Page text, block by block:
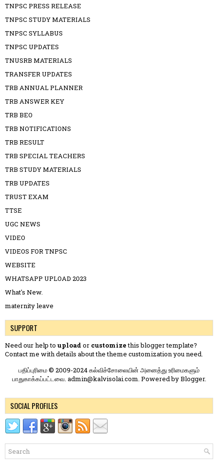
TNPSC PRESS RELEASE
TNPSC STUDY MATERIALS
TNPSC SYLLABUS
TNPSC UPDATES
TNUSRB MATERIALS
TRANSFER UPDATES
TRB ANNUAL PLANNER
TRB ANSWER KEY
TRB BEO
TRB NOTIFICATIONS
TRB RESULT
TRB SPECIAL TEACHERS
TRB STUDY MATERIALS
TRB UPDATES
TRUST EXAM
TTSE
UGC NEWS
VIDEO
VIDEOS FOR TNPSC
WEBSITE
WHATSAPP UPLOAD 2023
What's New.
maternity leave
SUPPORT
Need our help to upload or customizethis blogger template?
Contact me with details about the theme customization you need.
பதிப்புரிமை © 2009-2024 கல்விச்சோலையின் அனைத்து உரிமைகளும்
பாதுகாக்கப்பட்டவை. admin@kalvisolai.com. Powered byBlogger.
SOCIAL PROFILES